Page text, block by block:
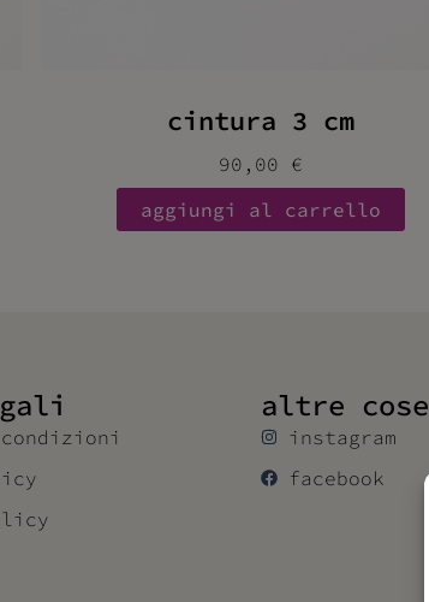
cintura 3 cm
90,00 €
aggiungi al carrello
altre cose
instagram
facebook